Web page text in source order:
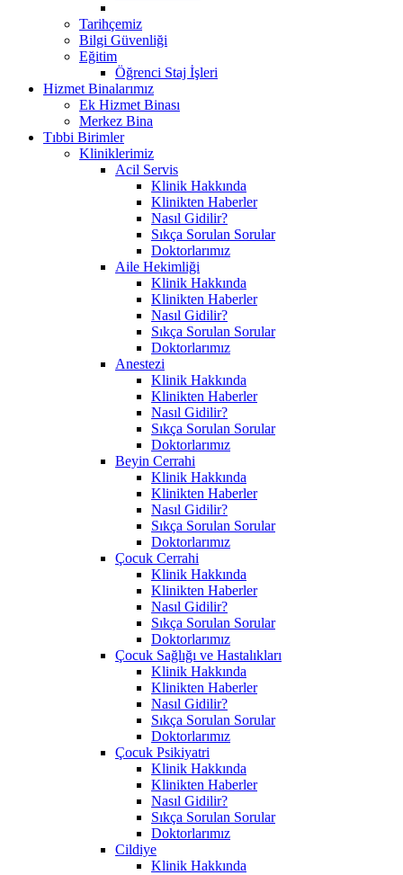
Tarihçemiz
Bilgi Güvenliği
Eğitim
Öğrenci Staj İşleri
Hizmet Binalarımız
Ek Hizmet Binası
Merkez Bina
Tıbbi Birimler
Kliniklerimiz
Acil Servis
Klinik Hakkında
Klinikten Haberler
Nasıl Gidilir?
Sıkça Sorulan Sorular
Doktorlarımız
Aile Hekimliği
Klinik Hakkında
Klinikten Haberler
Nasıl Gidilir?
Sıkça Sorulan Sorular
Doktorlarımız
Anestezi
Klinik Hakkında
Klinikten Haberler
Nasıl Gidilir?
Sıkça Sorulan Sorular
Doktorlarımız
Beyin Cerrahi
Klinik Hakkında
Klinikten Haberler
Nasıl Gidilir?
Sıkça Sorulan Sorular
Doktorlarımız
Çocuk Cerrahi
Klinik Hakkında
Klinikten Haberler
Nasıl Gidilir?
Sıkça Sorulan Sorular
Doktorlarımız
Çocuk Sağlığı ve Hastalıkları
Klinik Hakkında
Klinikten Haberler
Nasıl Gidilir?
Sıkça Sorulan Sorular
Doktorlarımız
Çocuk Psikiyatri
Klinik Hakkında
Klinikten Haberler
Nasıl Gidilir?
Sıkça Sorulan Sorular
Doktorlarımız
Cildiye
Klinik Hakkında